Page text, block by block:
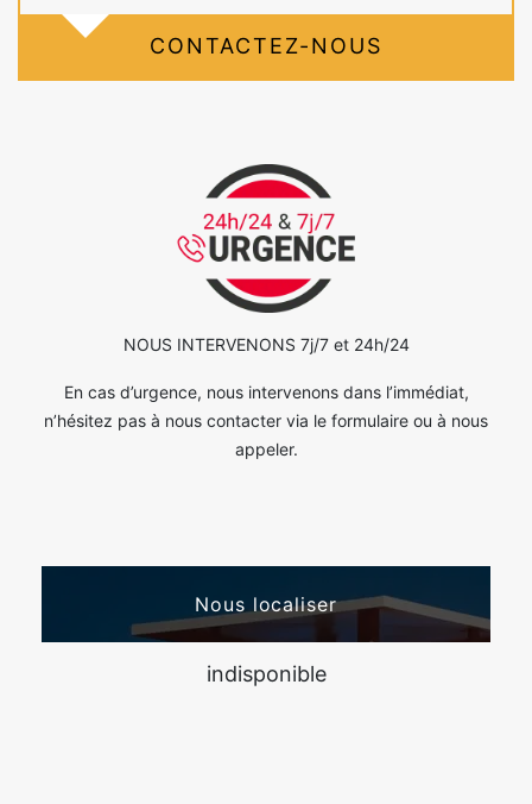
CONTACTEZ-NOUS
NOUS INTERVENONS 7j/7 et 24h/24
En cas d’urgence, nous intervenons dans l’immédiat,
n’hésitez pas à nous contacter via le formulaire ou à nous
appeler.
Nous localiser
indisponible